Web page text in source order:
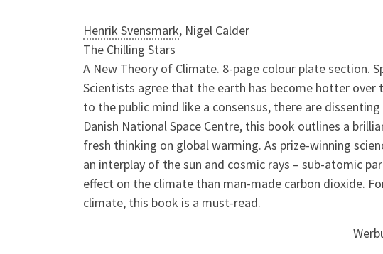
Henrik Svensmark, Nigel Calder
The Chilling Stars
A New Theory of Climate. 8-page colour plate section.
Scientists agree that the earth has become hotter
to the public mind like a consensus, there are dissenting
Danish National Space Centre, this book outlines a
fresh thinking on global warming. As prize-winning
an interplay of the sun and cosmic rays – sub-atomic
effect on the climate than man-made carbon dioxide.
climate, this book is a must-read.